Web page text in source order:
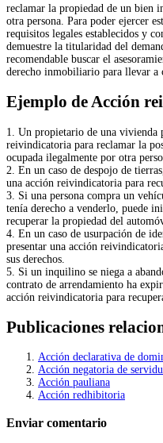
reclamar la propiedad de un bien
otra persona. Para poder ejercer
requisitos legales establecidos y
demuestre la titularidad del
recomendable buscar el
derecho inmobiliario para llevar a
Ejemplo de Acción
1. Un propietario de una vivienda
reivindicatoria para reclamar la
ocupada ilegalmente por otra
2. En un caso de despojo de
una acción reivindicatoria para
3. Si una persona compra un
tenía derecho a venderlo, puede
recuperar la propiedad del
4. En un caso de usurpación de
presentar una acción
sus derechos.
5. Si un inquilino se niega a
contrato de arrendamiento ha
acción reivindicatoria para
Publicaciones
Acción declarativa de
Acción negatoria de
Acción pauliana
Acción redhibitoria
Enviar comentario